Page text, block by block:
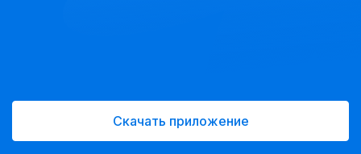
Скачать приложение